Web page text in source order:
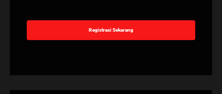
Registrasi Sekarang